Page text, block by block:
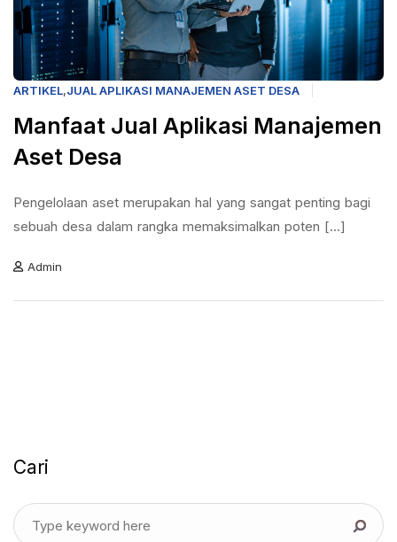
ARTIKEL,JUAL APLIKASI MANAJEMEN ASET DESA
Manfaat Jual Aplikasi Manajemen
Aset Desa
Pengelolaan aset merupakan hal yang sangat penting bagi
sebuah desa dalam rangka memaksimalkan poten [...]
Admin
Cari